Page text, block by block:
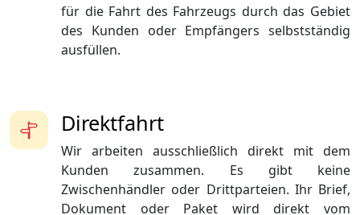
für die Fahrt des Fahrzeugs durch das Gebiet
des Kunden oder Empfängers selbstständig
ausfüllen.
Direktfahrt
Wir arbeiten ausschließlich direkt mit dem
Kunden zusammen. Es gibt keine
Zwischenhändler oder Drittparteien. Ihr Brief,
Dokument oder Paket wird direkt vom